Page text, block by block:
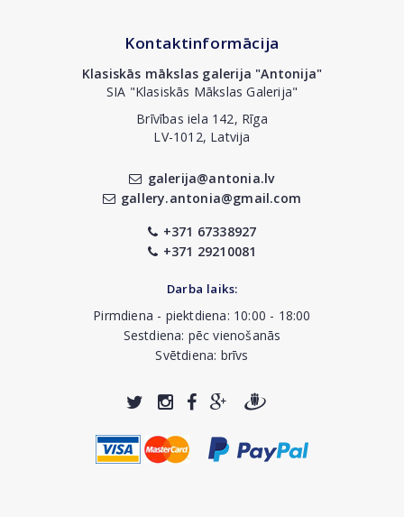
Kontaktinformācija
Klasiskās mākslas galerija "Antonija"
SIA "Klasiskās Mākslas Galerija"
Brīvības iela 142, Rīga
LV-1012, Latvija
galerija@antonia.lv
gallery.antonia@gmail.com
+371 67338927
+371 29210081
Darba laiks:
Pirmdiena - piektdiena: 10:00 - 18:00
Sestdiena: pēc vienošanās
Svētdiena: brīvs